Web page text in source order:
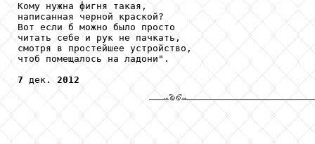
Кому нужна фигня такая,
написанная черной краской?
Вот если б можно было просто
читать себе и рук не пачкать,
смотря в простейшее устройство,
чтоб помещалось на ладони".
7 дек. 2012